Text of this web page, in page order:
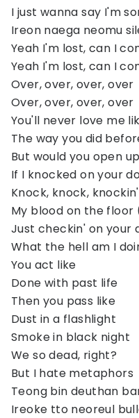
I just wanna say I'm
Ireon naega neomu
Yeah I'm lost, can I
Yeah I'm lost, can I
Over, over, over, over
Over, over, over, over
You'll never love me
The way you did
But would you open up
If I knocked on your
Knock, knock,
My blood on the floor
Just checkin' on your
What the hell am I
You act like
Done with past life
Then you pass like
Dust in a flashlight
Smoke in black night
We so dead, right?
But I hate metaphors
Teong bin deuthan
Ireoke tto neoreul